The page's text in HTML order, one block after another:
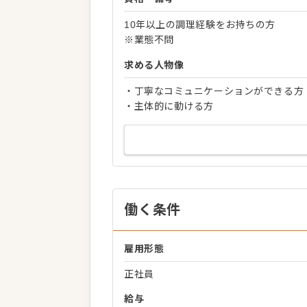
10年以上の調理経験をお持ちの方
※業態不問
求める人物像
・丁寧なコミュニケーションができる方
・主体的に動ける方
働く条件
雇用形態
正社員
給与